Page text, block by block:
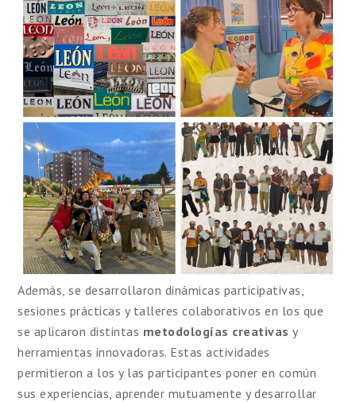
Además, se desarrollaron dinámicas participativas,
sesiones prácticas y talleres colaborativos en los que
se aplicaron distintas metodologías creativas y
herramientas innovadoras. Estas actividades
permitieron a los y las participantes poner en común
sus experiencias, aprender mutuamente y desarrollar